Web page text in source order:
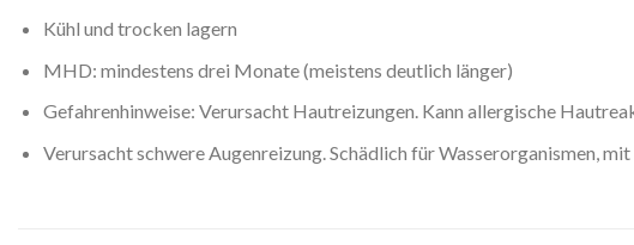
Kühl und trocken lagern
MHD: mindestens drei Monate (meistens deutlich länger)
Gefahrenhinweise: Verursacht Hautreizungen. Kann allergische
Verursacht schwere Augenreizung. Schädlich für Wasserorganismen,